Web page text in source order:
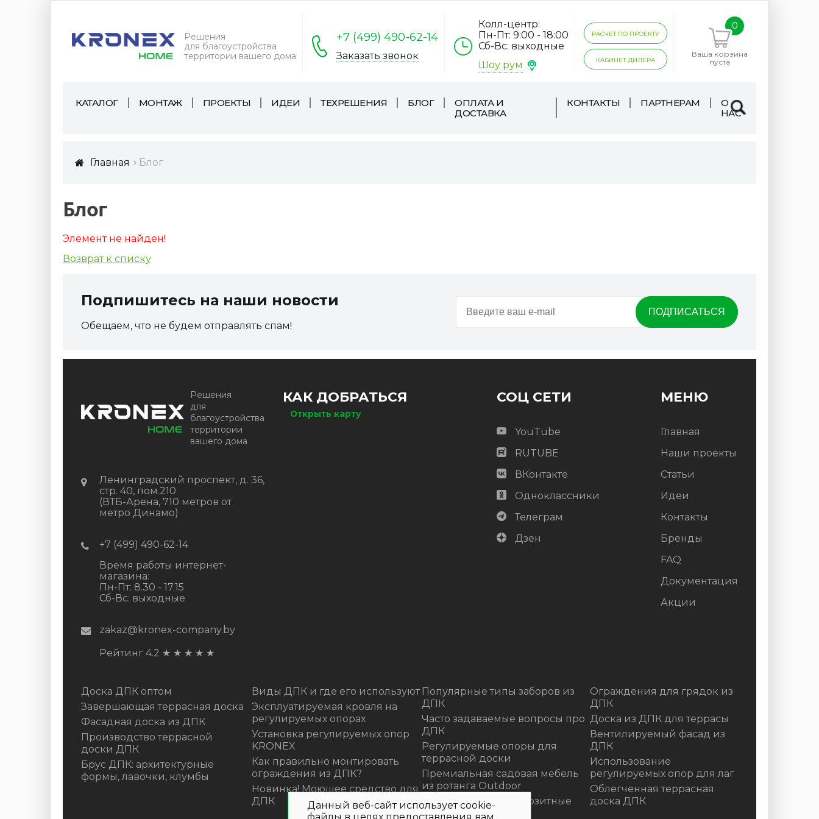
Решения
для благоустройства
территории вашего дома
+7 (499) 490-62-14
Заказать звонок
Колл-центр:
Пн-Пт: 9:00 - 18:00
Сб-Вс: выходные
Шоу рум
РАСЧЕТ ПО ПРОЕКТУ
КАБИНЕТ ДИЛЕРА
0
Ваша корзина
пуста
КАТАЛОГ МОНТАЖ ПРОЕКТЫ ИДЕИ ТЕХРЕШЕНИЯ БЛОГ
ОПЛАТА И
ДОСТАВКА
КОНТАКТЫ ПАРТНЕРАМ
О
НАС
Главная Блог
Блог
Элемент не найден!
Возврат к списку
Подпишитесь на наши новости
Обещаем, что не будем отправлять спам!
Решения
для
благоустройства
территории
вашего дома
Ленинградский проспект, д. 36,
стр. 40, пом.210
(ВТБ-Арена, 710 метров от
метро Динамо)
+7 (499) 490-62-14
Время работы интернет-
магазина:
Пн-Пт: 8.30 - 17.15
Сб-Вс: выходные
zakaz@kronex-company.by
Рейтинг 4.2 ★ ★ ★ ★ ★
КАК ДОБРАТЬСЯ
Открыть карту
СОЦ СЕТИ
YouTube
RUTUBE
ВКонтакте
Одноклассники
Телеграм
Дзен
МЕНЮ
Главная
Наши проекты
Статьи
Идеи
Контакты
Бренды
FAQ
Документация
Акции
Доска ДПК оптом
Завершающая террасная доска
Фасадная доска из ДПК
Производство террасной
доски ДПК
Брус ДПК: архитектурные
формы, лавочки, клумбы
Виды ДПК и где его используют
Эксплуатируемая кровля на
регулируемых опорах
Установка регулируемых опор
KRONEX
Как правильно монтировать
ограждения из ДПК?
Новинка! Моющее средство для
ДПК
Популярные типы заборов из
ДПК
Часто задаваемые вопросы про
ДПК
Регулируемые опоры для
террасной доски
Премиальная садовая мебель
из ротанга Outdoor
Нескользящие композитные
ступени
Ограждения для грядок из
ДПК
Доска из ДПК для террасы
Вентилируемый фасад из
ДПК
Использование
регулируемых опор для лаг
Облегченная террасная
доска ДПК
Данный веб-сайт использует cookie-
файлы в целях предоставления вам